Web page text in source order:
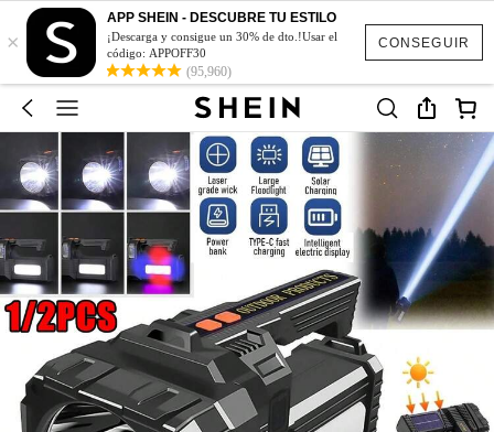
CONSEGUIR
×
APP SHEIN - DESCUBRE TU ESTILO
¡Descarga y consigue un 30% de dto.!Usar el
código: APPOFF30
(95,960)